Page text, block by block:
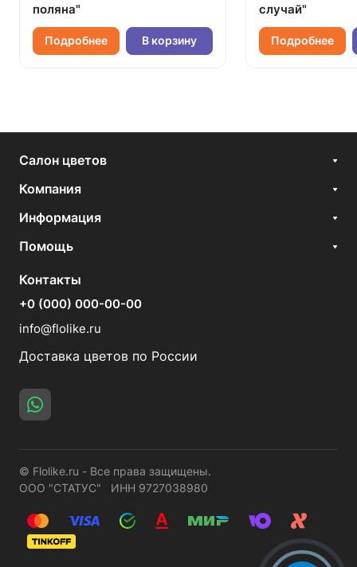
поляна"
Подробнее В корзину
случай"
Подробнее
Салон цветов
Компания
Информация
Помощь
Контакты
+0 (000) 000-00-00
info@flolike.ru
Доставка цветов по России
© Flolike.ru - Все права защищены.
ООО "СТАТУС" ИНН 9727038980